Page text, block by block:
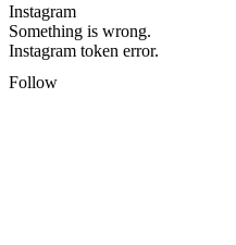
Instagram
Something is wrong.
Instagram token error.
Follow